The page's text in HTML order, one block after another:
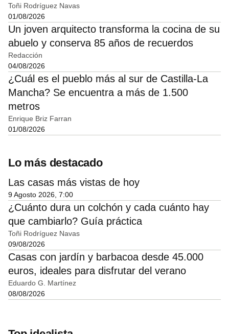
Toñi Rodríguez Navas
01/08/2026
Un joven arquitecto transforma la cocina de su
abuelo y conserva 85 años de recuerdos
Redacción
04/08/2026
¿Cuál es el pueblo más al sur de Castilla-La
Mancha? Se encuentra a más de 1.500
metros
Enrique Briz Farran
01/08/2026
Lo más destacado
Las casas más vistas de hoy
9 Agosto 2026, 7:00
¿Cuánto dura un colchón y cada cuánto hay
que cambiarlo? Guía práctica
Toñi Rodríguez Navas
09/08/2026
Casas con jardín y barbacoa desde 45.000
euros, ideales para disfrutar del verano
Eduardo G. Martínez
08/08/2026